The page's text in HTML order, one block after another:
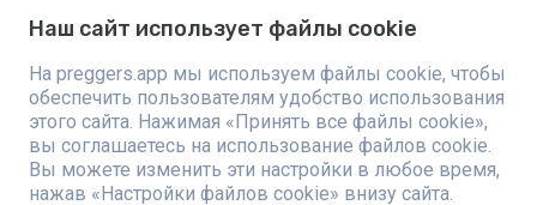
Preggers — это приложение, разработанное шведской компанией
Stroller AB в 2017 году, направленное на упрощение родительства для
будущих и новоиспеченных родителей по всему миру. Благодаря
разнообразной команде и сотрудничеству с экспертами, были
разработаны удобные в использовании приложения, которыми
пользуются более двух миллионов человек. Preggers предлагает
уникальный 3D-опыт, предоставляя персонализированные
Наш сайт использует файлы cookie
На preggers.app мы используем файлы cookie, чтобы
обеспечить пользователям удобство использования
этого сайта. Нажимая «Принять все файлы cookie»,
вы соглашаетесь на использование файлов cookie.
Вы можете изменить эти настройки в любое время,
нажав «Настройки файлов cookie» внизу сайта.